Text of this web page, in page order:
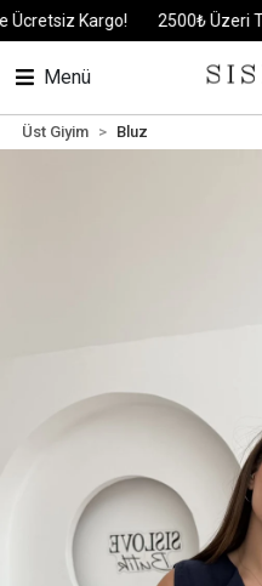
Kargo! 2500₺ Üzeri
Menü
Üst Giyim Bluz